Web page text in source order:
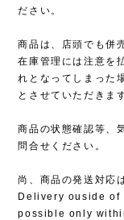
ださい。
商品は、店頭でも併
在庫管理には注意を
れとなってしまった
とさせていただきま
商品の状態確認等、
問合せください。
尚、商品の発送対応
Delivery ouside of
possible only